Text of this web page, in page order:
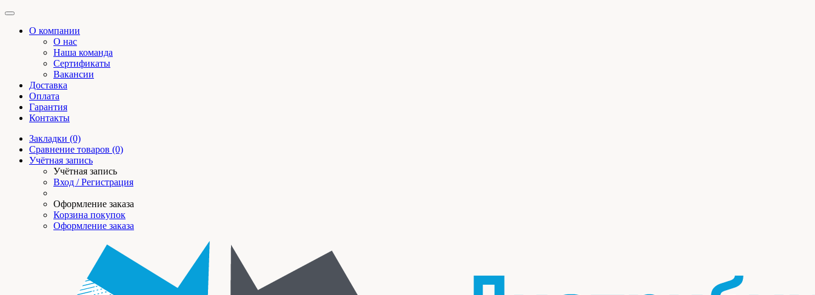
О компании
О нас
Наша команда
Сертификаты
Вакансии
Доставка
Оплата
Гарантия
Контакты
Закладки (0)
Сравнение товаров (0)
Учётная запись
Учётная запись
Вход / Регистрация
Оформление заказа
Корзина покупок
Оформление заказа